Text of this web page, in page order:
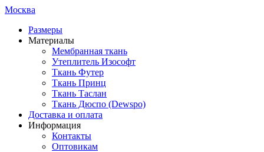
Москва
Размеры
Материалы
Мембранная ткань
Утеплитель Изософт
Ткань Футер
Ткань Принц
Ткань Таслан
Ткань Дюспо (Dewspo)
Доставка и оплата
Информация
Контакты
Оптовикам